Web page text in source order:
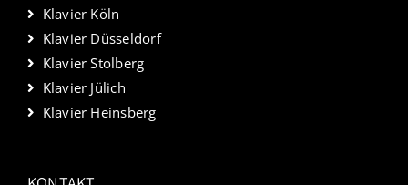
Klavier Köln
Klavier Düsseldorf
Klavier Stolberg
Klavier Jülich
Klavier Heinsberg